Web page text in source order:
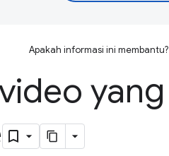
Apakah informasi ini membantu?
yang